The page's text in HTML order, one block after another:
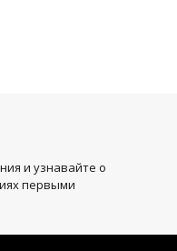
и узнавайте о
первыми